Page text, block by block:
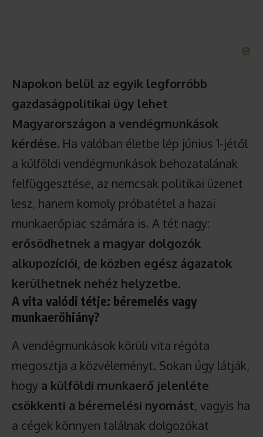
Napokon belül az egyik legforróbb
gazdaságpolitikai ügy lehet
Magyarországon a vendégmunkások
kérdése. Ha valóban életbe lép június 1-jétől
a külföldi vendégmunkások behozatalának
felfüggesztése, az nemcsak politikai üzenet
lesz, hanem komoly próbatétel a hazai
munkaerőpiac számára is. A tét nagy:
erősödhetnek a magyar dolgozók
alkupozíciói, de közben egész ágazatok
kerülhetnek nehéz helyzetbe.
A vita valódi tétje: béremelés vagy
munkaerőhiány?
A vendégmunkások körüli vita régóta
megosztja a közvéleményt. Sokan úgy látják,
hogy a külföldi munkaerő jelenléte
csökkenti a béremelési nyomást, vagyis ha
a cégek könnyen találnak dolgozókat